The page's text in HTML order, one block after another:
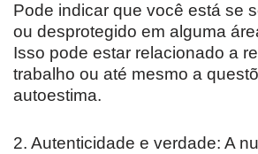
Pode indicar que você está se
ou desprotegido em alguma
Isso pode estar relacionado a
trabalho ou até mesmo a
autoestima.
2. Autenticidade e verdade: A